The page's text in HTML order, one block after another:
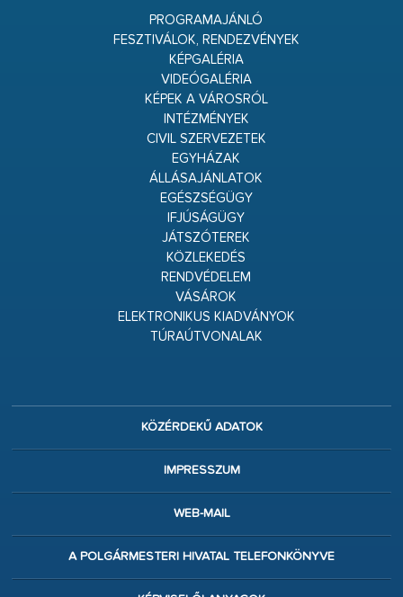
PROGRAMAJÁNLÓ
FESZTIVÁLOK, RENDEZVÉNYEK
KÉPGALÉRIA
VIDEÓGALÉRIA
KÉPEK A VÁROSRÓL
INTÉZMÉNYEK
CIVIL SZERVEZETEK
EGYHÁZAK
ÁLLÁSAJÁNLATOK
EGÉSZSÉGÜGY
IFJÚSÁGÜGY
JÁTSZÓTEREK
KÖZLEKEDÉS
RENDVÉDELEM
VÁSÁROK
ELEKTRONIKUS KIADVÁNYOK
TÚRAÚTVONALAK
KÖZÉRDEKŰ ADATOK
IMPRESSZUM
WEB-MAIL
A POLGÁRMESTERI HIVATAL TELEFONKÖNYVE